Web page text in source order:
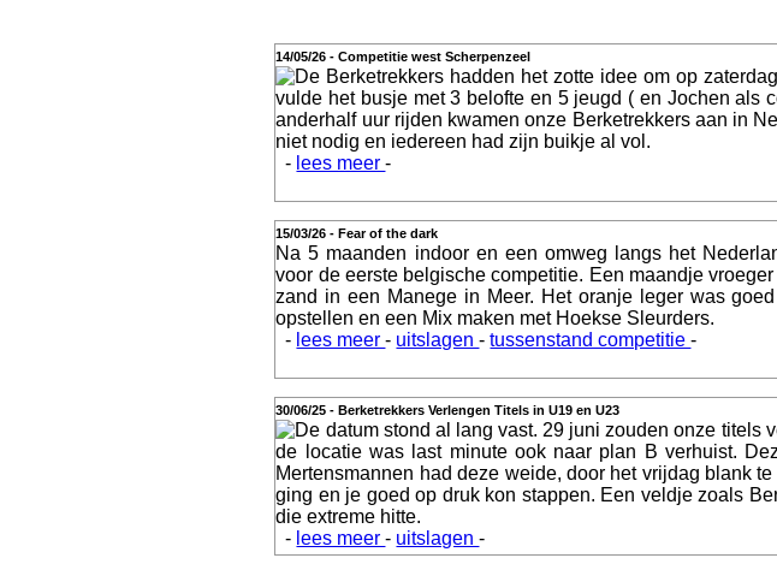
14/05/26 - Competitie west Scherpenzeel
De Berketrekkers hadden het zotte idee om op
vulde het busje met 3 belofte en 5 jeugd ( en Jochen als
anderhalf uur rijden kwamen onze Berketrekkers aan in
niet nodig en iedereen had zijn buikje al vol.
- lees meer-
15/03/26 - Fear of the dark
Na 5 maanden indoor en een omweg langs het
voor de eerste belgische competitie. Een maandje
zand in een Manege in Meer. Het oranje leger was
opstellen en een Mix maken met Hoekse Sleurders.
- lees meer- uitslagen-tussenstand competitie-
30/06/25 - Berketrekkers Verlengen Titels in U19 en U23
De datum stond al lang vast. 29 juni zouden onze titels
de locatie was last minute ook naar plan B verhuist.
Mertensmannen had deze weide, door het vrijdag blank
ging en je goed op druk kon stappen. Een veldje zoals
die extreme hitte.
- lees meer- uitslagen-